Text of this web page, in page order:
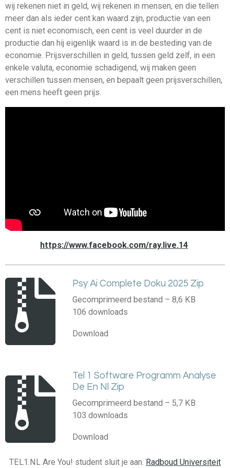
wij rekenen niet in geld, wij rekenen in mensen, en die tellen
meer dan als ieder cent kan waard zijn, productie van een
cent is niet economisch, een cent is veel duurder in de
productie dan hij eigenlijk waard is in de besteding van de
economie. Prijsverschillen in geld, tussen geld zelf, in een
enkele valuta, economie schadigend, wij maken geen
verschillen tussen mensen, en bepaalt geen prijsverschillen,
een mens heeft geen prijs.
https://www.facebook.com/ray.live.14
Psy Ai Complete Doku 2025 Zip
Gecomprimeerd bestand – 8,6 KB
106 downloads
Download
Tel 1 Software Programm Analyse
De En Nl Zip
Gecomprimeerd bestand – 5,7 KB
103 downloads
Download
TEL1.NL Are You! student sluit je aan. Radboud Universiteit